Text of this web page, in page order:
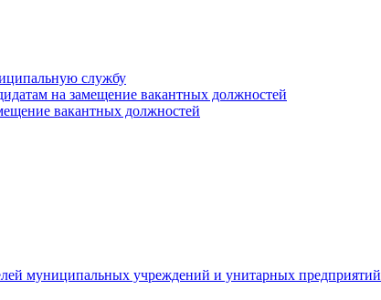
службу
на замещение вакантных должностей
вакантных должностей
муниципальных учреждений и унитарных предприятий